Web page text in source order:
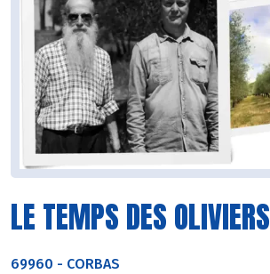
LE TEMPS DES OLIVIERS
69960 - CORBAS